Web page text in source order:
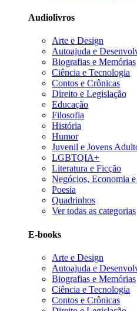
Audiolivros
Arte e Design
Autoajuda e
Biografias e Memórias
Ciência e Tecnologia
Contos e Crônicas
Direito e Legislação
Educação
Filosofia
História
Humor
Juvenil e Jovens
LGBTQIA+
Literatura e Ficção
Negócios, Economia
Poesia
Quadrinhos
Ver todas as categorias
E-books
Arte e Design
Autoajuda e
Biografias e Memórias
Ciência e Tecnologia
Contos e Crônicas